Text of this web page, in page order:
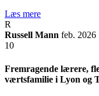
Læs mere
R
Russell Mann feb. 2026
10
Fremragende lærere,
værtsfamilie i Lyon og